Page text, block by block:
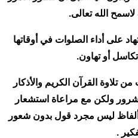
الله تعالى.
على أداء الصلوات في أوقاتها
أو تهاون.
تلاوة القرآن الكريم والأذكار
ولكن مع مراعاة استشعار
ليس مجرد قول بدون شعور
.